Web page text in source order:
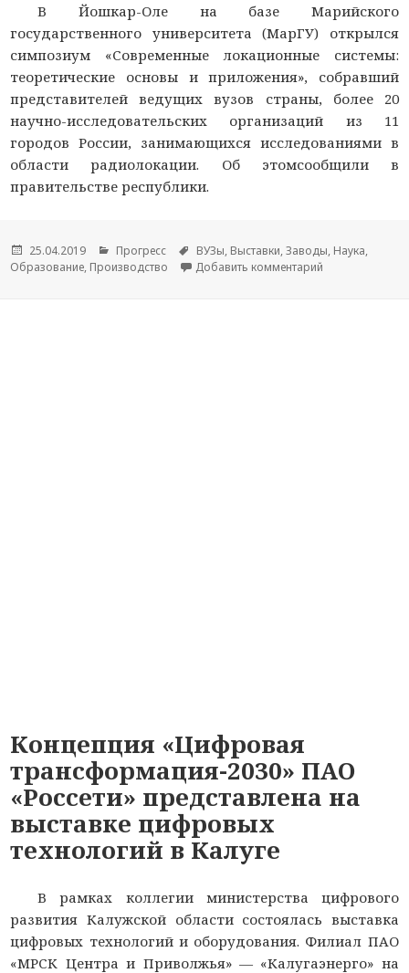
В Йошкар-Оле на базе Марийского
государственного университета (МарГУ) открылся
симпозиум «Современные локационные системы:
теоретические основы и приложения», собравший
представителей ведущих вузов страны, более 20
научно-исследовательских организаций из 11
городов России, занимающихся исследованиями в
области радиолокации. Об этомсообщили в
правительстве республики.
Опубликовано
25.04.2019 Рубрики
Прогресс Метки
ВУЗы, Выставки,Заводы, Наука,
Образование, Производство Добавить комментарий
Концепция «Цифровая
трансформация-2030» ПАО
«Россети» представлена на
выставке цифровых
технологий в Калуге
В рамках коллегии министерства цифрового
развития Калужской области состоялась выставка
цифровых технологий и оборудования. Филиал ПАО
«МРСК Центра и Приволжья» — «Калугаэнерго» на